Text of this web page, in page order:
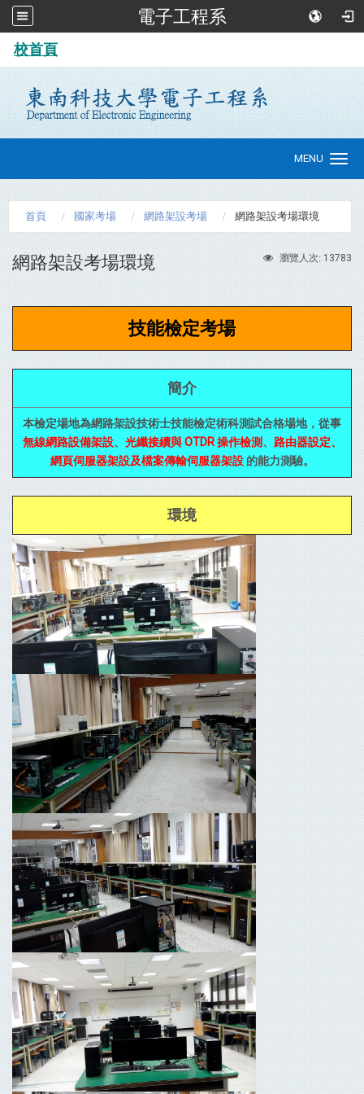
電子工程系
校首頁
navigation
MENU
首頁 國家考場 網路架設考場 網路架設考場環境
瀏覽人次: 13783
網路架設考場環境
技能檢定考場
簡介
本檢定場地為網路架設技術士技能檢定術科測試合格場地，從事
無線網路設備架設、 光纖接續與 OTDR 操作檢測、 路由器設定、
網頁伺服器架設及檔案傳輸伺服器架設 的能力測驗。
環境